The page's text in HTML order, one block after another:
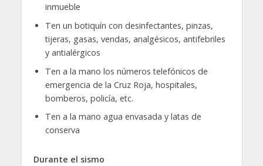
inmueble
Ten un botiquín con desinfectantes, pinzas,
tijeras, gasas, vendas, analgésicos, antifebriles
y antialérgicos
Ten a la mano los números telefónicos de
emergencia de la Cruz Roja, hospitales,
bomberos, policía, etc.
Ten a la mano agua envasada y latas de
conserva
Durante el sismo